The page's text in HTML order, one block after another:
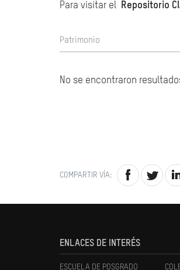
Para visitar el Repositorio
Patrimonio
No se encontraron
COMPARTIR VÍA:
ENLACES DE INTERÉS
ESCUELA DE POSGRADO